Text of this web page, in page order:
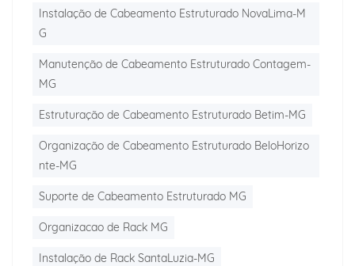
Instalação de Cabeamento Estruturado NovaLima-M
G
Manutenção de Cabeamento Estruturado Contagem-
MG
Estruturação de Cabeamento Estruturado Betim-MG
Organização de Cabeamento Estruturado BeloHorizo
nte-MG
Suporte de Cabeamento Estruturado MG
Organizacao de Rack MG
Instalação de Rack SantaLuzia-MG